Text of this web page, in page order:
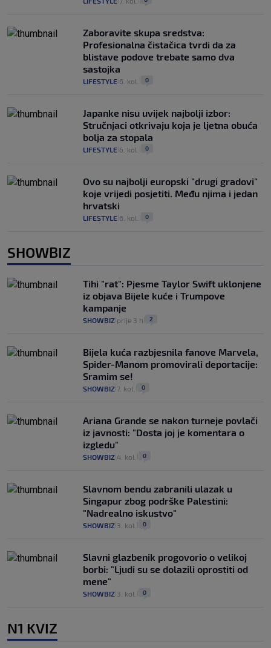
Zaboravite skupa sredstva:
Profesionalna čistačica tvrdi da za
blistave podove trebate samo dva
sastojka
LIFESTYLE 6. kol. 0
Japanke nisu uvijek najbolji izbor:
Stručnjaci otkrivaju koja je ljetna obuća
bolja za stopala
LIFESTYLE 6. kol. 0
Ovo su najbolji europski "drugi gradovi"
koje vrijedi posjetiti. Među njima i jedan
hrvatski
LIFESTYLE 6. kol. 0
SHOWBIZ
Tihi "rat": Pjesme Taylor Swift uklonjene
iz objava Bijele kuće i Trumpove
kampanje
SHOWBIZ prije 3 h 2
Bijela kuća razbjesnila fanove Marvela,
Spider-Manom promovirali deportacije:
Sramim se!
SHOWBIZ 7. kol. 0
Ariana Grande se nakon turneje povlači
iz javnosti: "Dosta joj je komentara o
izgledu"
SHOWBIZ 4. kol. 0
Slavnom bendu zabranili ulazak u
Singapur zbog podrške Palestini:
"Nadrealno iskustvo"
SHOWBIZ 3. kol. 0
Slavni glazbenik progovorio o velikoj
borbi: "Ljudi su se dolazili oprostiti od
mene"
SHOWBIZ 3. kol. 0
N1 KVIZ